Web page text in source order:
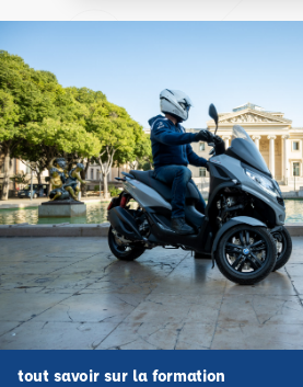
tout savoir sur la formation